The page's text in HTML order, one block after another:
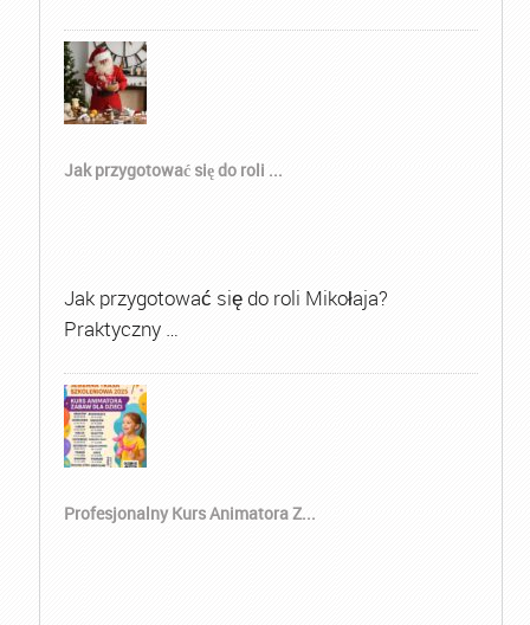
Jak przygotować się do roli ...
Jak przygotować się do roli Mikołaja?
Praktyczny …
Profesjonalny Kurs Animatora Z...